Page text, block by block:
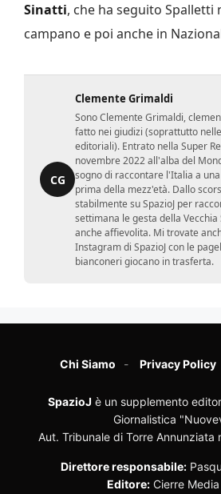
Sinatti, che ha seguito Spalletti
campano e poi anche in
CG
Clemente Grimaldi
Sono Clemente Grimaldi,
fatto nei giudizi (soprattutto
editoriali). Entrato nella Super
novembre 2022 all'alba del
sogno di raccontare l'Italia a
prima della mezz'età. Dallo
stabilmente su SpazioJ per
settimana le gesta della
anche affievolita. Mi trovate
Instagram di SpazioJ con le
bianconeri giocano in trasferta.
Chi Siamo Privacy Policy
SpazioJ è un supplemento
Giornalistica
Aut. Tribunale di Torre Annunziata
Direttore responsabile:
Editore: Cierre Media